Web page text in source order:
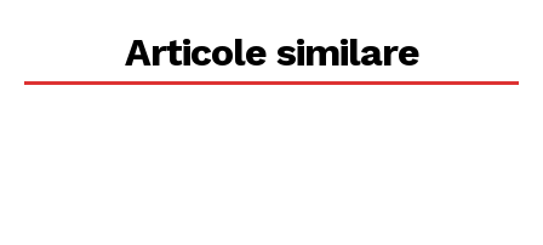
Articole similare